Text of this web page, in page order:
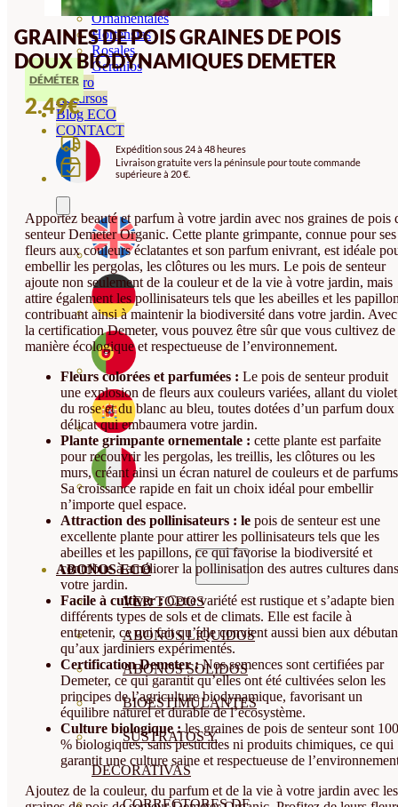
Ornamentales
Hortensias
Rosales
Geranios
Vivero
Recursos
Blog ECO
CONTACT
ABONOS ECO
VER TODOS
ABONOS LÍQUIDOS
ABONOS SOLIDOS
BIOESTIMULANTES
SUSTRATOS Y
DECORATIVAS
CORRECTORES DE
GRAINES DE POIS GRAINES DE POIS
DOUX BIODYNAMIQUES DEMETER
DÉMÉTER
2.49€
Expédition sous 24 à 48 heures
Livraison gratuite vers la péninsule pour toute commande
supérieure à 20 €.
Apportez beauté et parfum à votre jardin avec nos graines de pois
senteur Demeter Organic. Cette plante grimpante, connue pour ses
fleurs aux couleurs éclatantes et son parfum enivrant, est idéale
embellir les pergolas, les clôtures ou les murs. Le pois de senteur
ajoute non seulement de la couleur et de la vie à votre jardin, mais
attire également les pollinisateurs tels que les abeilles et les
contribuant ainsi à maintenir la biodiversité dans votre jardin. Avec
la certification Demeter, vous pouvez être sûr que vous cultivez de
manière écologique et respectueuse de l’environnement.
Fleurs colorées et parfumées : Le pois de senteur produit
une explosion de fleurs aux couleurs variées, allant du
du rose et du blanc au bleu, toutes dotées d’un parfum doux
délicat qui embaumera votre jardin.
Plante grimpante ornementale : cette plante est parfaite
pour recouvrir les pergolas, les treillis, les clôtures ou les
murs, créant ainsi un écran naturel de couleurs et de
Sa croissance rapide en fait un choix idéal pour embellir
n’importe quel espace.
Attraction des pollinisateurs : le pois de senteur est une
excellente plante pour attirer les pollinisateurs tels que les
abeilles et les papillons, ce qui favorise la biodiversité et
contribue à améliorer la pollinisation des autres cultures dans
votre jardin.
Facile à cultiver :Cette variété est rustique et s’adapte bien
différents types de sols et de climats. Elle est facile à
entretenir, ce qui fait qu’elle convient aussi bien aux
qu’aux jardiniers expérimentés.
Certification Demeter :Nos semences sont certifiées par
Demeter, ce qui garantit qu’elles ont été cultivées selon les
principes de l’agriculture biodynamique, favorisant un
équilibre naturel et durable de l’écosystème.
Culture biologique :les graines de pois de senteur sont 100
% biologiques, sans pesticides ni produits chimiques, ce qui
garantit une culture saine et respectueuse de
Ajoutez de la couleur, du parfum et de la vie à votre jardin avec les